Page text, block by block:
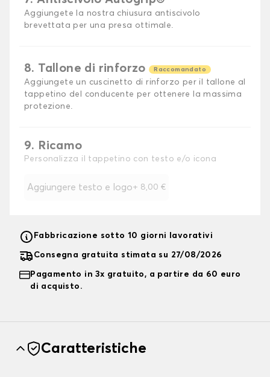
Aggiungete la nostra chiusura antiscivolo
brevettata per una presa ottimale.
8. Tallone di rinforzo Raccomandato
Aggiungete un cuscinetto di rinforzo per il tallone al
tappetino del conducente per ottenere la massima
protezione.
9. Ricamo
Personalizza il tappetino con testo e/o icona
Aggiungere testo e logo+ 8,00 €
Fabbricazione sotto 10 giorni lavorativi
Consegna gratuita stimata su 27/08/2026
Pagamento in 3x gratuito, a partire da 60 euro
di acquisto.
Caratteristiche